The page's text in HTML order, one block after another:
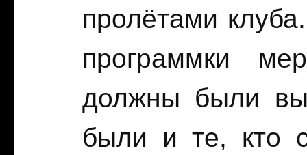
пролётами
программки
должны были
были и те, кто